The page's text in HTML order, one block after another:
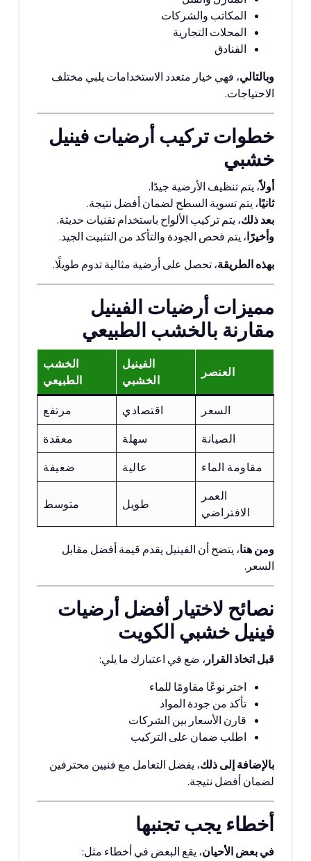
المكاتب والشركات
المحلات التجارية
الفنادق
وبالتالي، فهي خيار متعدد الاستخدامات يلبي مختلف
الاحتياجات.
خطوات تركيب أرضيات فينيل
خشبي
أولاً، يتم تنظيف الأرضية جيدًا.
ثانيًا، يتم تسوية السطح لضمان أفضل نتيجة.
بعد ذلك، يتم تركيب الألواح باستخدام تقنيات حديثة.
وأخيرًا، يتم فحص الجودة والتأكد من التثبيت الجيد.
بهذه الطريقة، تحصل على أرضية مثالية تدوم طويلًا.
مميزات أرضيات الفينيل
مقارنة بالخشب الطبيعي
العنصر
الفينيل
الخشبي
الخشب
الطبيعي
السعر اقتصادي مرتفع
الصيانة سهلة معقدة
مقاومة الماء عالية ضعيفة
العمر
الافتراضي
طويل متوسط
ومن هنا، يتضح أن الفينيل يقدم قيمة أفضل مقابل
السعر.
نصائح لاختيار أفضل أرضيات
فينيل خشبي الكويت
قبل اتخاذ القرار ، ضع في اعتبارك ما يلي:
اختر نوعًا مقاومًا للماء
تأكد من جودة المواد
قارن الأسعار بين الشركات
اطلب ضمان على التركيب
بالإضافة إلى ذلك، يفضل التعامل مع فنيين محترفين
لضمان أفضل نتيجة.
أخطاء يجب تجنبها
في بعض الأحيان، يقع البعض في أخطاء مثل: